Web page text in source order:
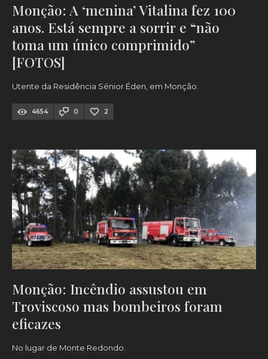
Monção: A ‘menina’ Vitalina fez 100
anos. Está sempre a sorrir e “não
toma um único comprimido”
[FOTOS]
Utente da Residência Sénior Éden, em Monção.
4654 0 2
Monção: Incêndio assustou em
Troviscoso mas bombeiros foram
eficazes
No lugar de Monte Redondo.